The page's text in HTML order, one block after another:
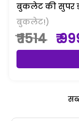
बुकलेट की सुपर
बुकलेट!)
₹ 1514 ₹